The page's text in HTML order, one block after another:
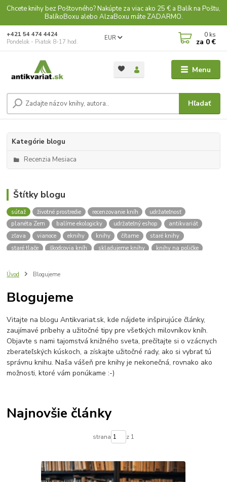
Chcete knihy bez Poštovného? Nakúpte za viac ako 25 € a Balík na Poštu,
BalíkoBoxu alebo AlzaBoxu máte ZADARMO.
Menu
EUR
Hľadať
+421 54 474 4424
Pondelok - Piatok 8-17 hod.
0 ks
za 0 €
Kategórie blogu
Recenzia Mesiaca
Štítky blogu
súťaž životné prostredie recenzovanie kníh
udržateľnosť
planéta Zem
balíme ekologicky udržateľný eshop
antikvariát
zľava
vianoce eknihy knihy čítame
staré knihy
staré tlače
škodcovia kníh skladujeme knihy
knihy na poličke
kvalitný život
deti
sóda bikarbona
mraznička
platobná brána
platba kartou
lokálna komunita
výročie antikvariátu
o nás
Antikvariát v Bardejove
Bardejovský antikvariát
knihy zadarmo zadarmo
Úvod Blogujeme
Blogujeme
Vitajte na blogu Antikvariat.sk, kde nájdete inšpirujúce články,
zaujímavé príbehy a užitočné tipy pre všetkých milovníkov kníh.
Objavte s nami tajomstvá knižného sveta, prečítajte si o vzácnych
zberateľských kúskoch, a získajte užitočné rady, ako si vybrať tú
správnu knihu. Naša vášeň pre knihy je nekonečná, rovnako ako
možnosti, ktoré vám ponúkame :-)
Najnovšie články
strana z 1